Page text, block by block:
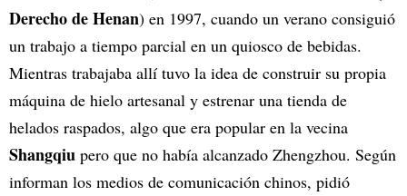
Derecho de Henan) en 1997, cuando un verano consiguió
un trabajo a tiempo parcial en un quiosco de bebidas.
Mientras trabajaba allí tuvo la idea de construir su propia
máquina de hielo artesanal y estrenar una tienda de
helados raspados, algo que era popular en la vecina
Shangqiu pero que no había alcanzado Zhengzhou. Según
informan los medios de comunicación chinos, pidió